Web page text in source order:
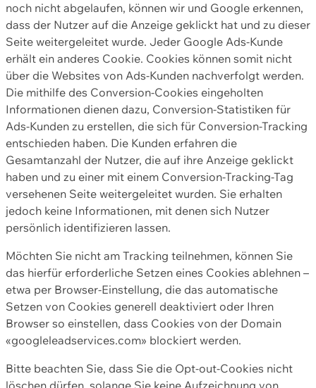
noch nicht abgelaufen, können wir und Google erkennen,
dass der Nutzer auf die Anzeige geklickt hat und zu dieser
Seite weitergeleitet wurde. Jeder Google Ads-Kunde
erhält ein anderes Cookie. Cookies können somit nicht
über die Websites von Ads-Kunden nachverfolgt werden.
Die mithilfe des Conversion-Cookies eingeholten
Informationen dienen dazu, Conversion-Statistiken für
Ads-Kunden zu erstellen, die sich für Conversion-Tracking
entschieden haben. Die Kunden erfahren die
Gesamtanzahl der Nutzer, die auf ihre Anzeige geklickt
haben und zu einer mit einem Conversion-Tracking-Tag
versehenen Seite weitergeleitet wurden. Sie erhalten
jedoch keine Informationen, mit denen sich Nutzer
persönlich identifizieren lassen.
Möchten Sie nicht am Tracking teilnehmen, können Sie
das hierfür erforderliche Setzen eines Cookies ablehnen –
etwa per Browser-Einstellung, die das automatische
Setzen von Cookies generell deaktiviert oder Ihren
Browser so einstellen, dass Cookies von der Domain
«googleleadservices.com» blockiert werden.
Bitte beachten Sie, dass Sie die Opt-out-Cookies nicht